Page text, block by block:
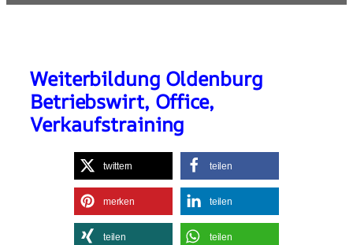
Weiterbildung Oldenburg
Betriebswirt, Office,
Verkaufstraining
twittern teilen
merken teilen
teilen teilen